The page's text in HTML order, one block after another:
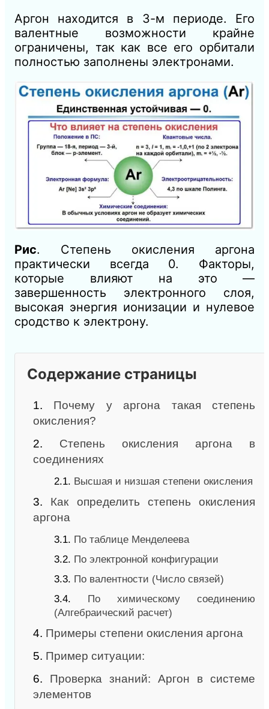
Аргон находится в 3-м периоде. Его
валентные возможности крайне
ограничены, так как все его орбитали
полностью заполнены электронами.
Рис. Степень окисления аргона
практически всегда 0. Факторы,
которые влияют на это —
завершенность электронного слоя,
высокая энергия ионизации и нулевое
сродство к электрону.
Содержание страницы
1. Почему у аргона такая степень
окисления?
2. Степень окисления аргона в
соединениях
2.1. Высшая и низшая степени окисления
3. Как определить степень окисления
аргона
3.1. По таблице Менделеева
3.2. По электронной конфигурации
3.3. По валентности (Число связей)
3.4.
По химическому соединению
(Алгебраический расчет)
4. Примеры степени окисления аргона
5. Пример ситуации:
6. Проверка знаний: Аргон в системе
элементов